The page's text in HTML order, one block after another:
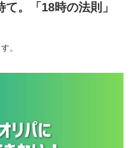
。「18時の法則」
。